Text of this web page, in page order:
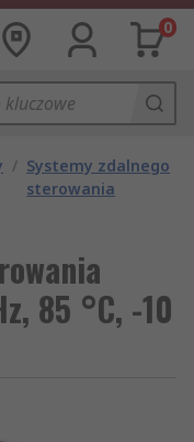
0
/ Systemy zdalnego
sterowania
85 °C, -10